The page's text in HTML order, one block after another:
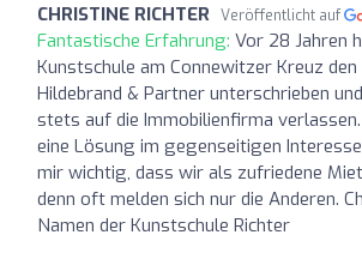
CHRISTINE RICHTER Veröffentlicht auf
Fantastische Erfahrung: Vor 28 Jahren
Kunstschule am Connewitzer Kreuz
Hildebrand & Partner unterschrieben
stets auf die Immobilienfirma
eine Lösung im gegenseitigen
mir wichtig, dass wir als zufriedene
denn oft melden sich nur die Anderen.
Namen der Kunstschule Richter